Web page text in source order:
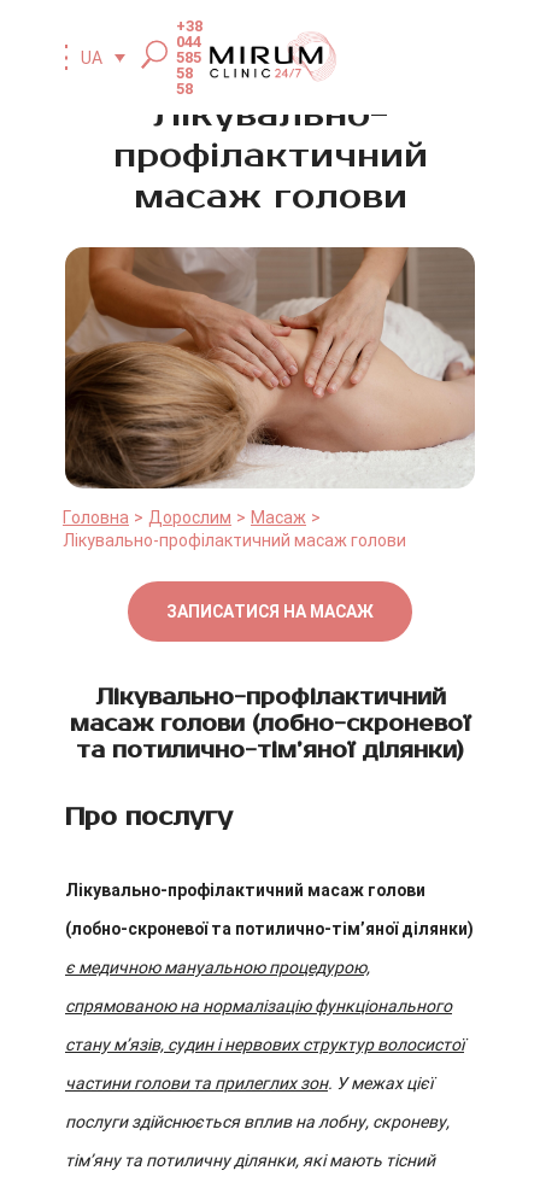
UA
+38
044
585
58
58
Лікувально-
профілактичний
масаж голови
Головна Дорослим
Масаж
Лікувально-профілактичний масаж голови
ЗАПИСАТИСЯ НА МАСАЖ
Лікувально-профілактичний
масаж голови (лобно-скроневої
та потилично-тім’яної ділянки)
Про послугу
Лікувально-профілактичний масаж голови
(лобно-скроневої та потилично-тім’яної ділянки)
є медичною мануальною процедурою,
спрямованою на нормалізацію функціонального
стану м’язів, судин і нервових структур волосистої
частини голови та прилеглих зон. У межах цієї
послуги здійснюється вплив на лобну, скроневу,
тім’яну та потиличну ділянки, які мають тісний